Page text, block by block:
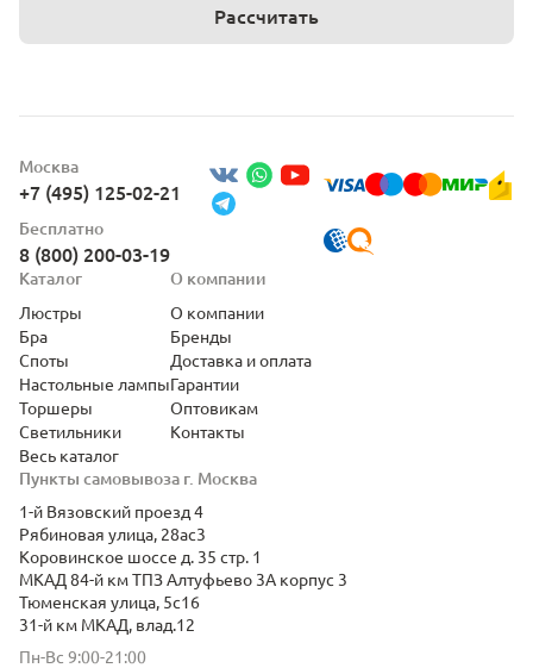
Рассчитать
Москва
+7 (495) 125-02-21
Бесплатно
8 (800) 200-03-19
Пункты самовывоза г. Москва
1-й Вязовский проезд 4
Рябиновая улица, 28ас3
Коровинское шоссе д. 35 стр. 1
МКАД 84-й км ТПЗ Алтуфьево 3А корпус 3
Тюменская улица, 5с16
31-й км МКАД, влад.12
Пн-Вс 9:00-21:00
Каталог
Люстры
Бра
Споты
Настольные лампы
Торшеры
Светильники
Весь каталог
О компании
О компании
Бренды
Доставка и оплата
Гарантии
Оптовикам
Контакты